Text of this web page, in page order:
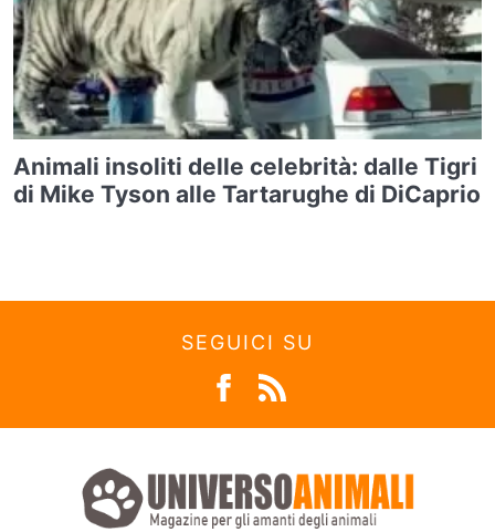
Animali insoliti delle celebrità: dalle Tigri
di Mike Tyson alle Tartarughe di DiCaprio
SEGUICI SU